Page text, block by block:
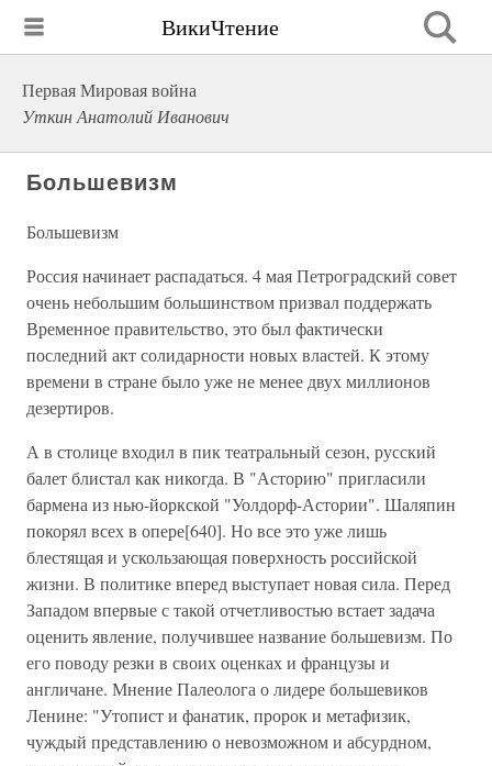
ВикиЧтение
Первая Мировая война
Уткин Анатолий Иванович
Большевизм
Большевизм
Россия начинает распадаться. 4 мая Петроградский совет
очень небольшим большинством призвал поддержать
Временное правительство, это был фактически
последний акт солидарности новых властей. К этому
времени в стране было уже не менее двух миллионов
дезертиров.
А в столице входил в пик театральный сезон, русский
балет блистал как никогда. В "Асторию" пригласили
бармена из нью-йоркской "Уолдорф-Астории". Шаляпин
покорял всех в опере[640]. Но все это уже лишь
блестящая и ускользающая поверхность российской
жизни. В политике вперед выступает новая сила. Перед
Западом впервые с такой отчетливостью встает задача
оценить явление, получившее название большевизм. По
его поводу резки в своих оценках и французы и
англичане. Мнение Палеолога о лидере большевиков
Ленине: "Утопист и фанатик, пророк и метафизик,
чуждый представлению о невозможном и абсурдном,